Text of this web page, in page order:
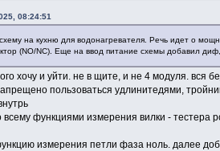
08:24:51
на кухню для водонагревателя. Речь идет о
(NO/NC). Еще на ввод питание схемы добавил
хочу и уйти. не в щите, и не 4 модуля. вся
пользоваться удлинитедями,
всему функциями измерения вилки -
измерения петли фаза ноль. далее